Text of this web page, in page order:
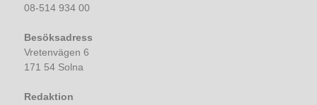
08-514 934 00
Besöksadress
Vretenvägen 6
171 54 Solna
Redaktion